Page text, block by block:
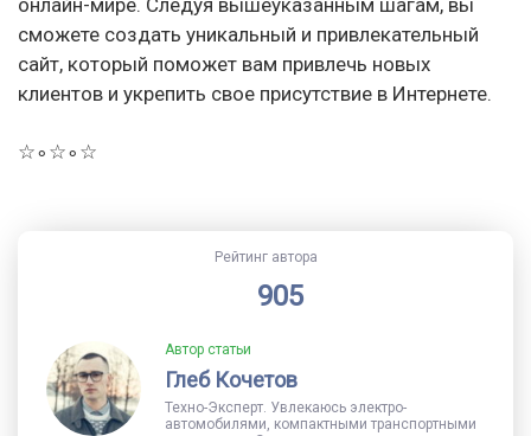
онлайн-мире. Следуя вышеуказанным шагам, вы
сможете создать уникальный и привлекательный
сайт, который поможет вам привлечь новых
клиентов и укрепить свое присутствие в Интернете.
☆∘☆∘☆
Рейтинг автора
905
Автор статьи
Глеб Кочетов
Техно-Эксперт. Увлекаюсь электро-
автомобилями, компактными транспортными